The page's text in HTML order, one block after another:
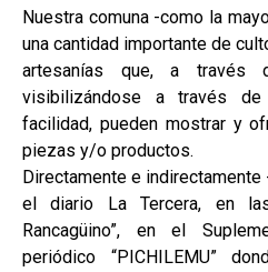
Nuestra comuna -como la
una cantidad importante de
artesanías que, a través
visibilizándose a través
facilidad, pueden mostrar y
piezas y/o productos.
Directamente e
el diario La Tercera, en
Rancagüino”, en el
periódico “PICHILEMU”